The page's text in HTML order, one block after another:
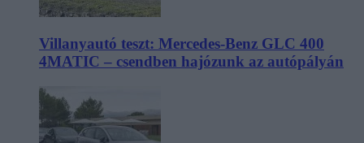
Villanyautó teszt: Mercedes-Benz GLC 400
4MATIC – csendben hajózunk az autópályán